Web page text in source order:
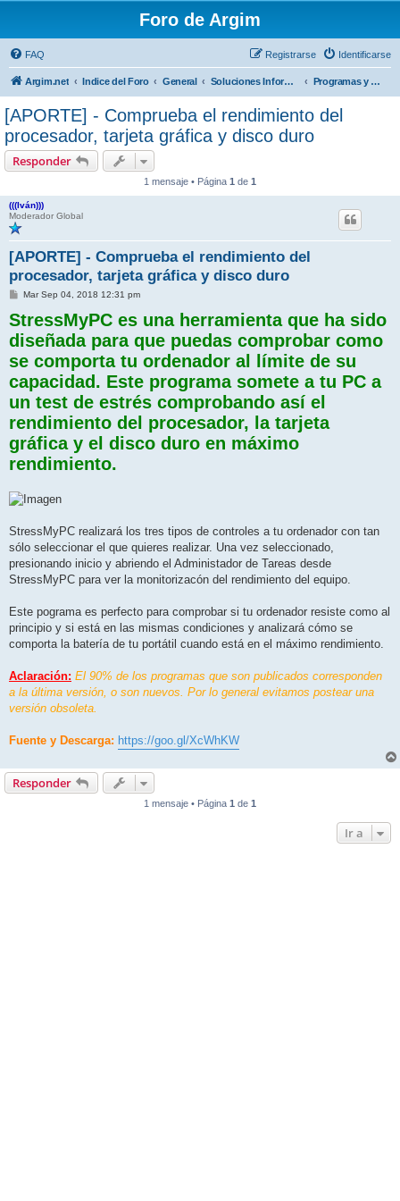
Foro de Argim
FAQ Identificarse
Registrarse
Argim.net Indice del Foro General Soluciones Informáticas y Tecnología Programas y Sistemas Operativos
[APORTE] - Comprueba el rendimiento del
procesador, tarjeta gráfica y disco duro
Responder
1 mensaje • Página 1 de 1
(((Iván)))
Moderador Global
[APORTE] - Comprueba el rendimiento del
procesador, tarjeta gráfica y disco duro
M
n
s
a
j
e
Mar Sep 04, 2018 12:31 pm
StressMyPC es una herramienta que ha sido
diseñada para que puedas comprobar como
se comporta tu ordenador al límite de su
capacidad. Este programa somete a tu PC a
un test de estrés comprobando así el
rendimiento del procesador, la tarjeta
gráfica y el disco duro en máximo
rendimiento.
StressMyPC realizará los tres tipos de controles a tu ordenador con tan
sólo seleccionar el que quieres realizar. Una vez seleccionado,
presionando inicio y abriendo el Administador de Tareas desde
StressMyPC para ver la monitorizacón del rendimiento del equipo.
Este pograma es perfecto para comprobar si tu ordenador resiste como al
principio y si está en las mismas condiciones y analizará cómo se
comporta la batería de tu portátil cuando está en el máximo rendimiento.
Aclaración: El 90% de los programas que son publicados corresponden
a la última versión, o son nuevos. Por lo general evitamos postear una
versión obsoleta.
Fuente y Descarga: https://goo.gl/XcWhKW
Responder
1 mensaje • Página 1 de 1
Ir a